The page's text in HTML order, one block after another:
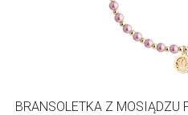
BRANSOLETKA Z MOSIĄDZU